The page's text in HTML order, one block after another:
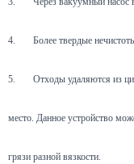
4. Более твердые
5. Отходы удаляются из
место. Данное устройство
грязи разной вязкости.